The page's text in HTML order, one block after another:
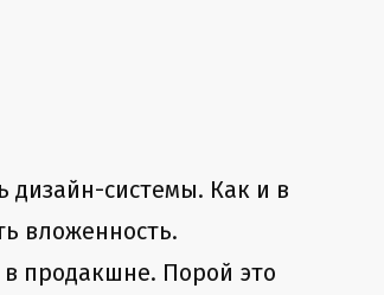
дизайн-системы. Как и в
вложенность.
продакшне. Порой это